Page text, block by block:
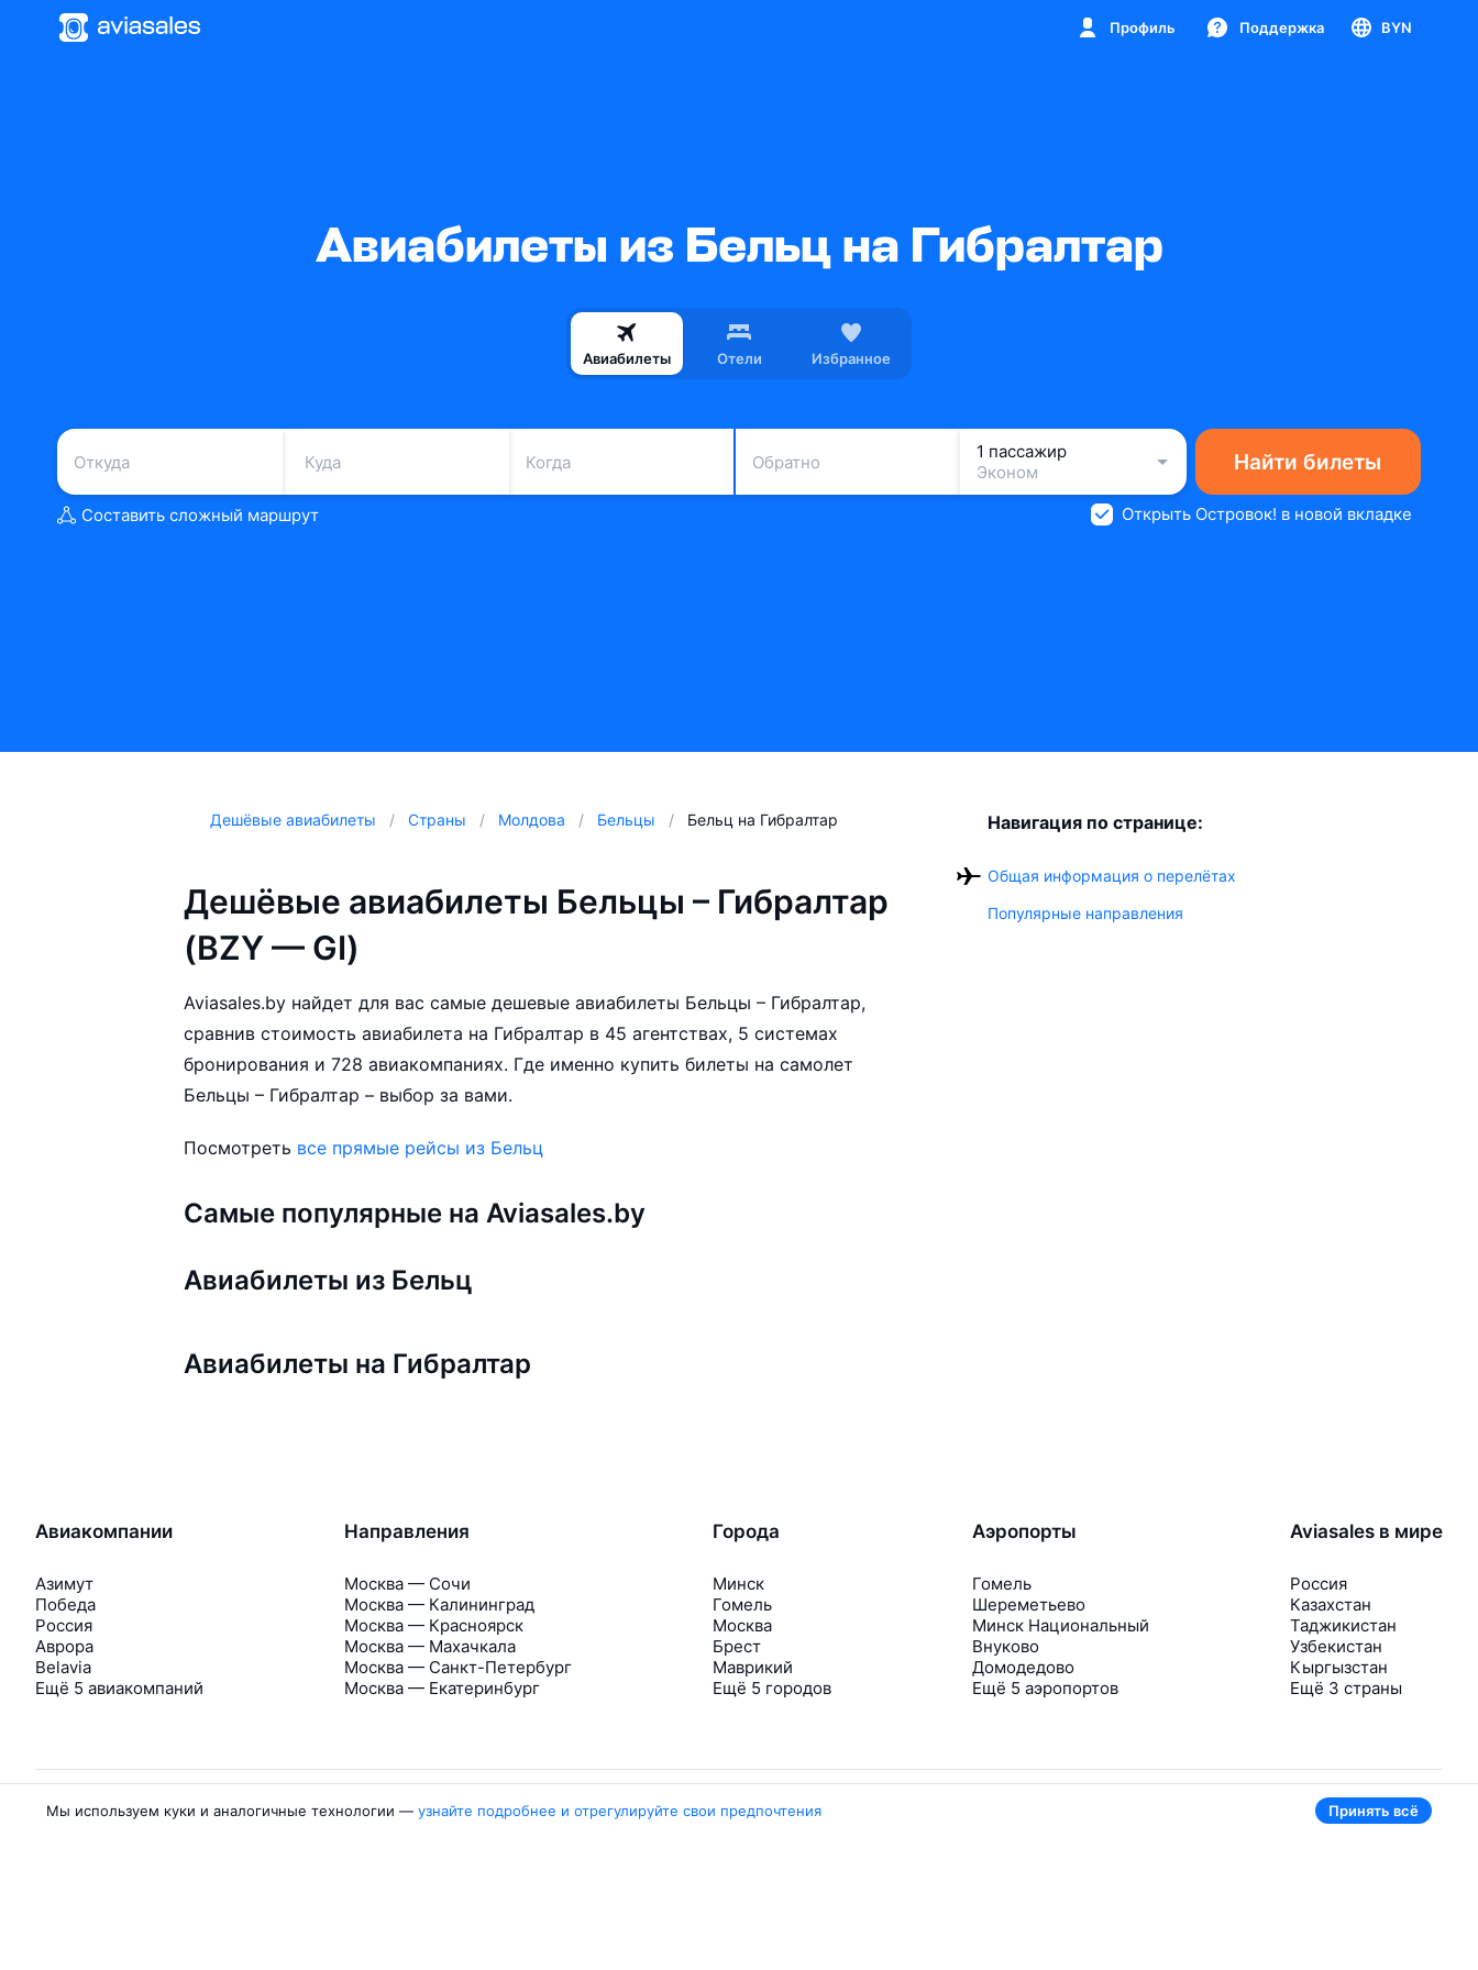
Профиль Поддержка BYN
Авиабилеты из Бельц на Гибралтар
Авиабилеты Отели Избранное
Когда Обратно
1 пассажир
Эконом
Найти билеты
Составить сложный маршрут Открыть Островок! в новой вкладке
Дешёвые авиабилеты Страны Молдова Бельцы Бельц на Гибралтар
Дешёвые авиабилеты Бельцы – Гибралтар
(BZY — GI)
Aviasales.by найдет для вас самые дешевые авиабилеты Бельцы – Гибралтар,
сравнив стоимость авиабилета на Гибралтар в 45 агентствах, 5 системах
бронирования и 728 авиакомпаниях. Где именно купить билеты на самолет
Бельцы – Гибралтар – выбор за вами.
Посмотреть все прямые рейсы из Бельц
Самые популярные на Aviasales.by
Авиабилеты из Бельц
Авиабилеты на Гибралтар
Навигация по странице:
Общая информация о перелётах
Популярные направления
Авиакомпании
Азимут
Победа
Россия
Аврора
Belavia
Ещё 5 авиакомпаний
Направления
Москва — Сочи
Москва — Калининград
Москва — Красноярск
Москва — Махачкала
Москва — Санкт-Петербург
Москва — Екатеринбург
Города
Минск
Гомель
Москва
Брест
Маврикий
Ещё 5 городов
Аэропорты
Гомель
Шереметьево
Минск Национальный
Внуково
Домодедово
Ещё 5 аэропортов
Aviasales в мире
Россия
Казахстан
Таджикистан
Узбекистан
Кыргызстан
Ещё 3 страны
Мы используем куки и аналогичные технологии — узнайте подробнее и отрегулируйте свои предпочтения Принять всё